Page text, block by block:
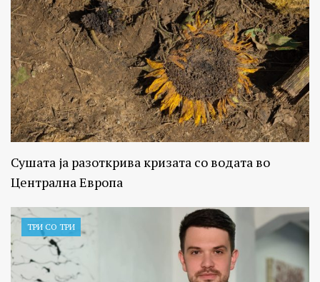
Сушата ја разоткрива кризата со водата во
Централна Европа
ТРИ СО ТРИ